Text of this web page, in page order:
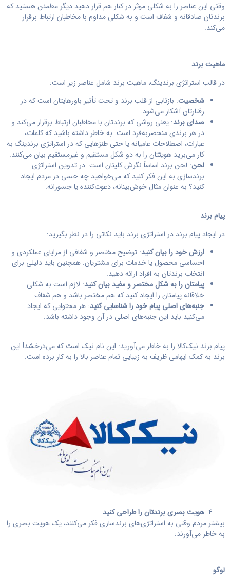
وقتی این عناصر را به شکلی موثر در کنار هم قرار دهید دیگر مطمئن هستید که
برندتان صادقانه و شفاف است و به شکلی مداوم با مخاطبان ارتباط برقرار
می‌کند.
ماهیت برند
در قالب استراتژی برندینگ، ماهیت برند شامل عناصر زیر است:
شخصیت: بازتابی از قلب برند و تحت تأثیر باورهایتان است که در
رفتارتان آشکار می‌شود.
صدای برند: یعنی روشی که برندتان با مخاطبان ارتباط برقرار می‌کند و
در هر برندی منحصربه‌فرد است. به خاطر داشته باشید که کلمات،
عبارات، اصطلاحات عامیانه یا حتی طنزهایی که در استراتژی برندینگ به
کار می‌برید هویتتان را به دو شکل مستقیم و غیرمستقیم بیان می‌کنند.
لحن: لحن برند اساساً نگرش کلیتان است. در تدوین استراتژی
برندسازی به این فکر کنید که می‌خواهید چه حسی در مردم ایجاد
کنید؟ به عنوان مثال خوش‌بینانه، دعوت‌کننده یا جسورانه.
پیام برند
در ایجاد پیام برند در استراتژی برند باید نکاتی را در نظر بگیرید:
ارزش خود را بیان کنید: توضیح مختصر و شفافی از مزایای عملکردی و
احساسی محصول یا خدمات برای مشتریان. همچنین باید دلیلی برای
انتخاب برندتان به افراد ارائه دهید.
پیامتان را به شکل مختصر و مفید بیان کنید: لازم است به شکلی
خلاقانه پیامتان را ایجاد کنید که هم مختصر باشد و هم شفاف.
جنبه‌های اصلی پیام خود را شناسایی کنید: هر محتوایی که ایجاد
می‌کنید باید این جنبه‌های اصلی در آن وجود داشته باشد.
پیام برند نیک‌کالا را به خاطر می‌آورید: این نام نیک است که می‌درخشد! این
برند به کمک ایهامی ظریف به زیبایی تمام عناصر بالا را به کار برده است.
هویت بصری برندتان را طراحی کنید
بیشتر مردم وقتی به استراتژی‌های برندسازی فکر می‌کنند، یک هویت بصری را
به خاطر می‌آورند:
لوگو